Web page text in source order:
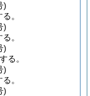
)
。
)
。
)
る。
)
。
)